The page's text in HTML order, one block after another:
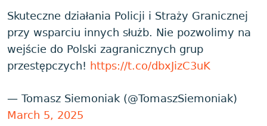
Skuteczne działania Policji i Straży Granicznej
przy wsparciu innych służb. Nie pozwolimy na
wejście do Polski zagranicznych grup
przestępczych! https://t.co/dbxJizC3uK
— Tomasz Siemoniak (@TomaszSiemoniak)
March 5, 2025